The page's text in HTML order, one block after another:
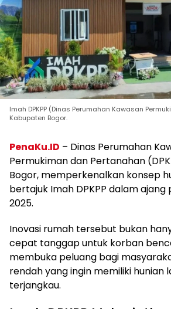
Imah DPKPP (Dinas Perumahan Kawasan
Kabupaten Bogor.
PenaKu.ID – Dinas Perumahan
Permukiman dan Pertanahan
Bogor, memperkenalkan konsep
bertajuk Imah DPKPP dalam
2025.
Inovasi rumah tersebut bukan
cepat tanggap untuk korban
membuka peluang bagi
rendah yang ingin memiliki hunian
terjangkau.